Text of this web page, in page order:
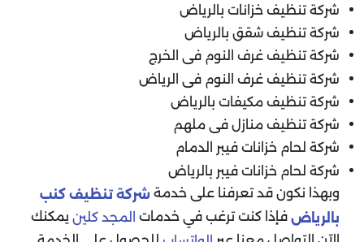
شركة تنظيف خزانات بالرياض
شركة تنظيف شقق بالرياض
شركة تنظيف غرف النوم فى الخرج
شركة تنظيف غرف النوم فى الرياض
شركة تنظيف مكيفات بالرياض
شركة تنظيف منازل فى ملهم
شركة لحام خزانات فيبر الدمام
شركة لحام خزانات فيبر بالرياض
وبهذا نكون قد تعرفنا على خدمة شركة تنظيف كنب
بالرياض فإذا كنت ترغب في خدمات المجد كلين يمكنك